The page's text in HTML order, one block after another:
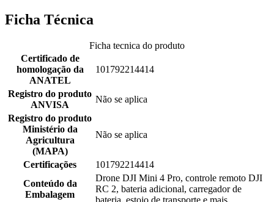
Ficha Técnica
Ficha tecnica do produto
Certificado de
homologação da
ANATEL
101792214414
Registro do produto
ANVISA
Não se aplica
Registro do produto
Ministério da
Agricultura
(MAPA)
Não se aplica
Certificações
101792214414
Conteúdo da
Embalagem
Drone DJI Mini 4 Pro, controle remoto DJI
RC 2, bateria adicional, carregador de